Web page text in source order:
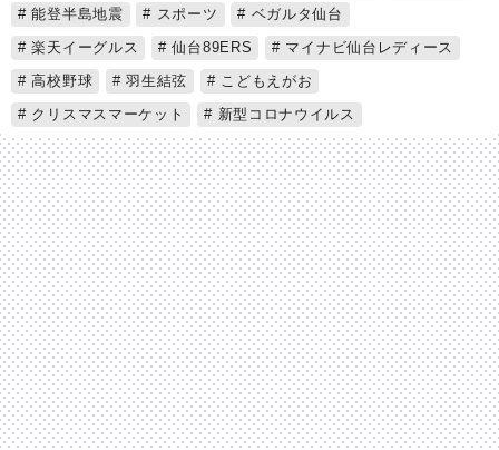
能登半島地震
スポーツ
ベガルタ仙台
楽天イーグルス
仙台89ERS
マイナビ仙台レディース
高校野球
羽生結弦
こどもえがお
クリスマスマーケット
新型コロナウイルス